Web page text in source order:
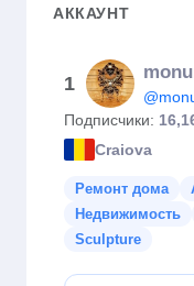
АККАУНТ
1
Подписчики:
Craiova
Ремонт дома
Недвижимость
Sculpture